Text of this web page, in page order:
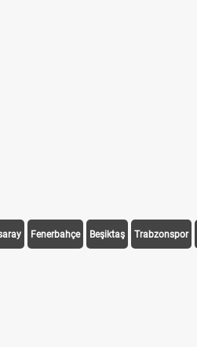
Fenerbahçe Beşiktaş Trabzonspor